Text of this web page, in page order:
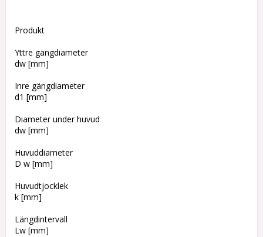
Produkt
Yttre gängdiameter
dw [mm]
Inre gängdiameter
d1 [mm]
Diameter under huvud
dw [mm]
Huvuddiameter
D w [mm]
Huvudtjocklek
k [mm]
Längdintervall
Lw [mm]